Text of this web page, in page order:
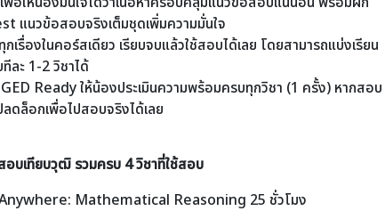
แนวข้อสอบจริงเต็มชุดเพิ่มความมั่นใจ
เรื่องในคอร์สเดียว เรียบจบแล้วใช้สอบได้เลย โดยสามารถแบ่งเรียน
ละ 1-2 วิชาได้
Ready ให้น้องประเมินความพร้อมครบทุกวิชา (1 ครั้ง) หากสอบ
ลดล็อกเพื่อไปสอบจริงได้เลย
บเทียบวุฒิ รวมครบ 4 วิชาที่ใช้สอบ
Mathematical Reasoning 25 ชั่วโมง